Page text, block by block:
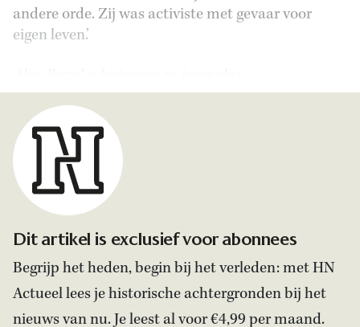
andere orde. Zij was activiste met gevaar voor
eigen leven.’
Dit artikel is exclusief voor abonnees
Begrijp het heden, begin bij het verleden: met HN
Actueel lees je historische achtergronden bij het
nieuws van nu. Je leest al voor €4,99 per maand.